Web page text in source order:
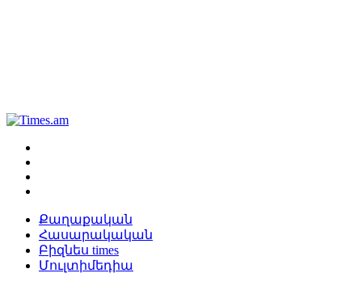
Քաղաքական
Հասարակական
Բիզնես times
Մուլտիմեդիա